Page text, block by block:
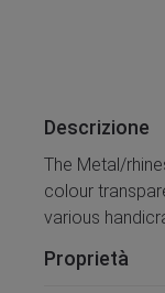
Descrizione
The Metal/
colour
various
Proprietà